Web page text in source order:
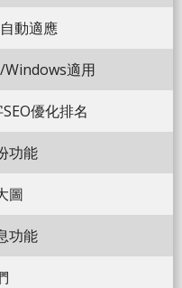
動適應
適用
優化排名
功能
圖
功能